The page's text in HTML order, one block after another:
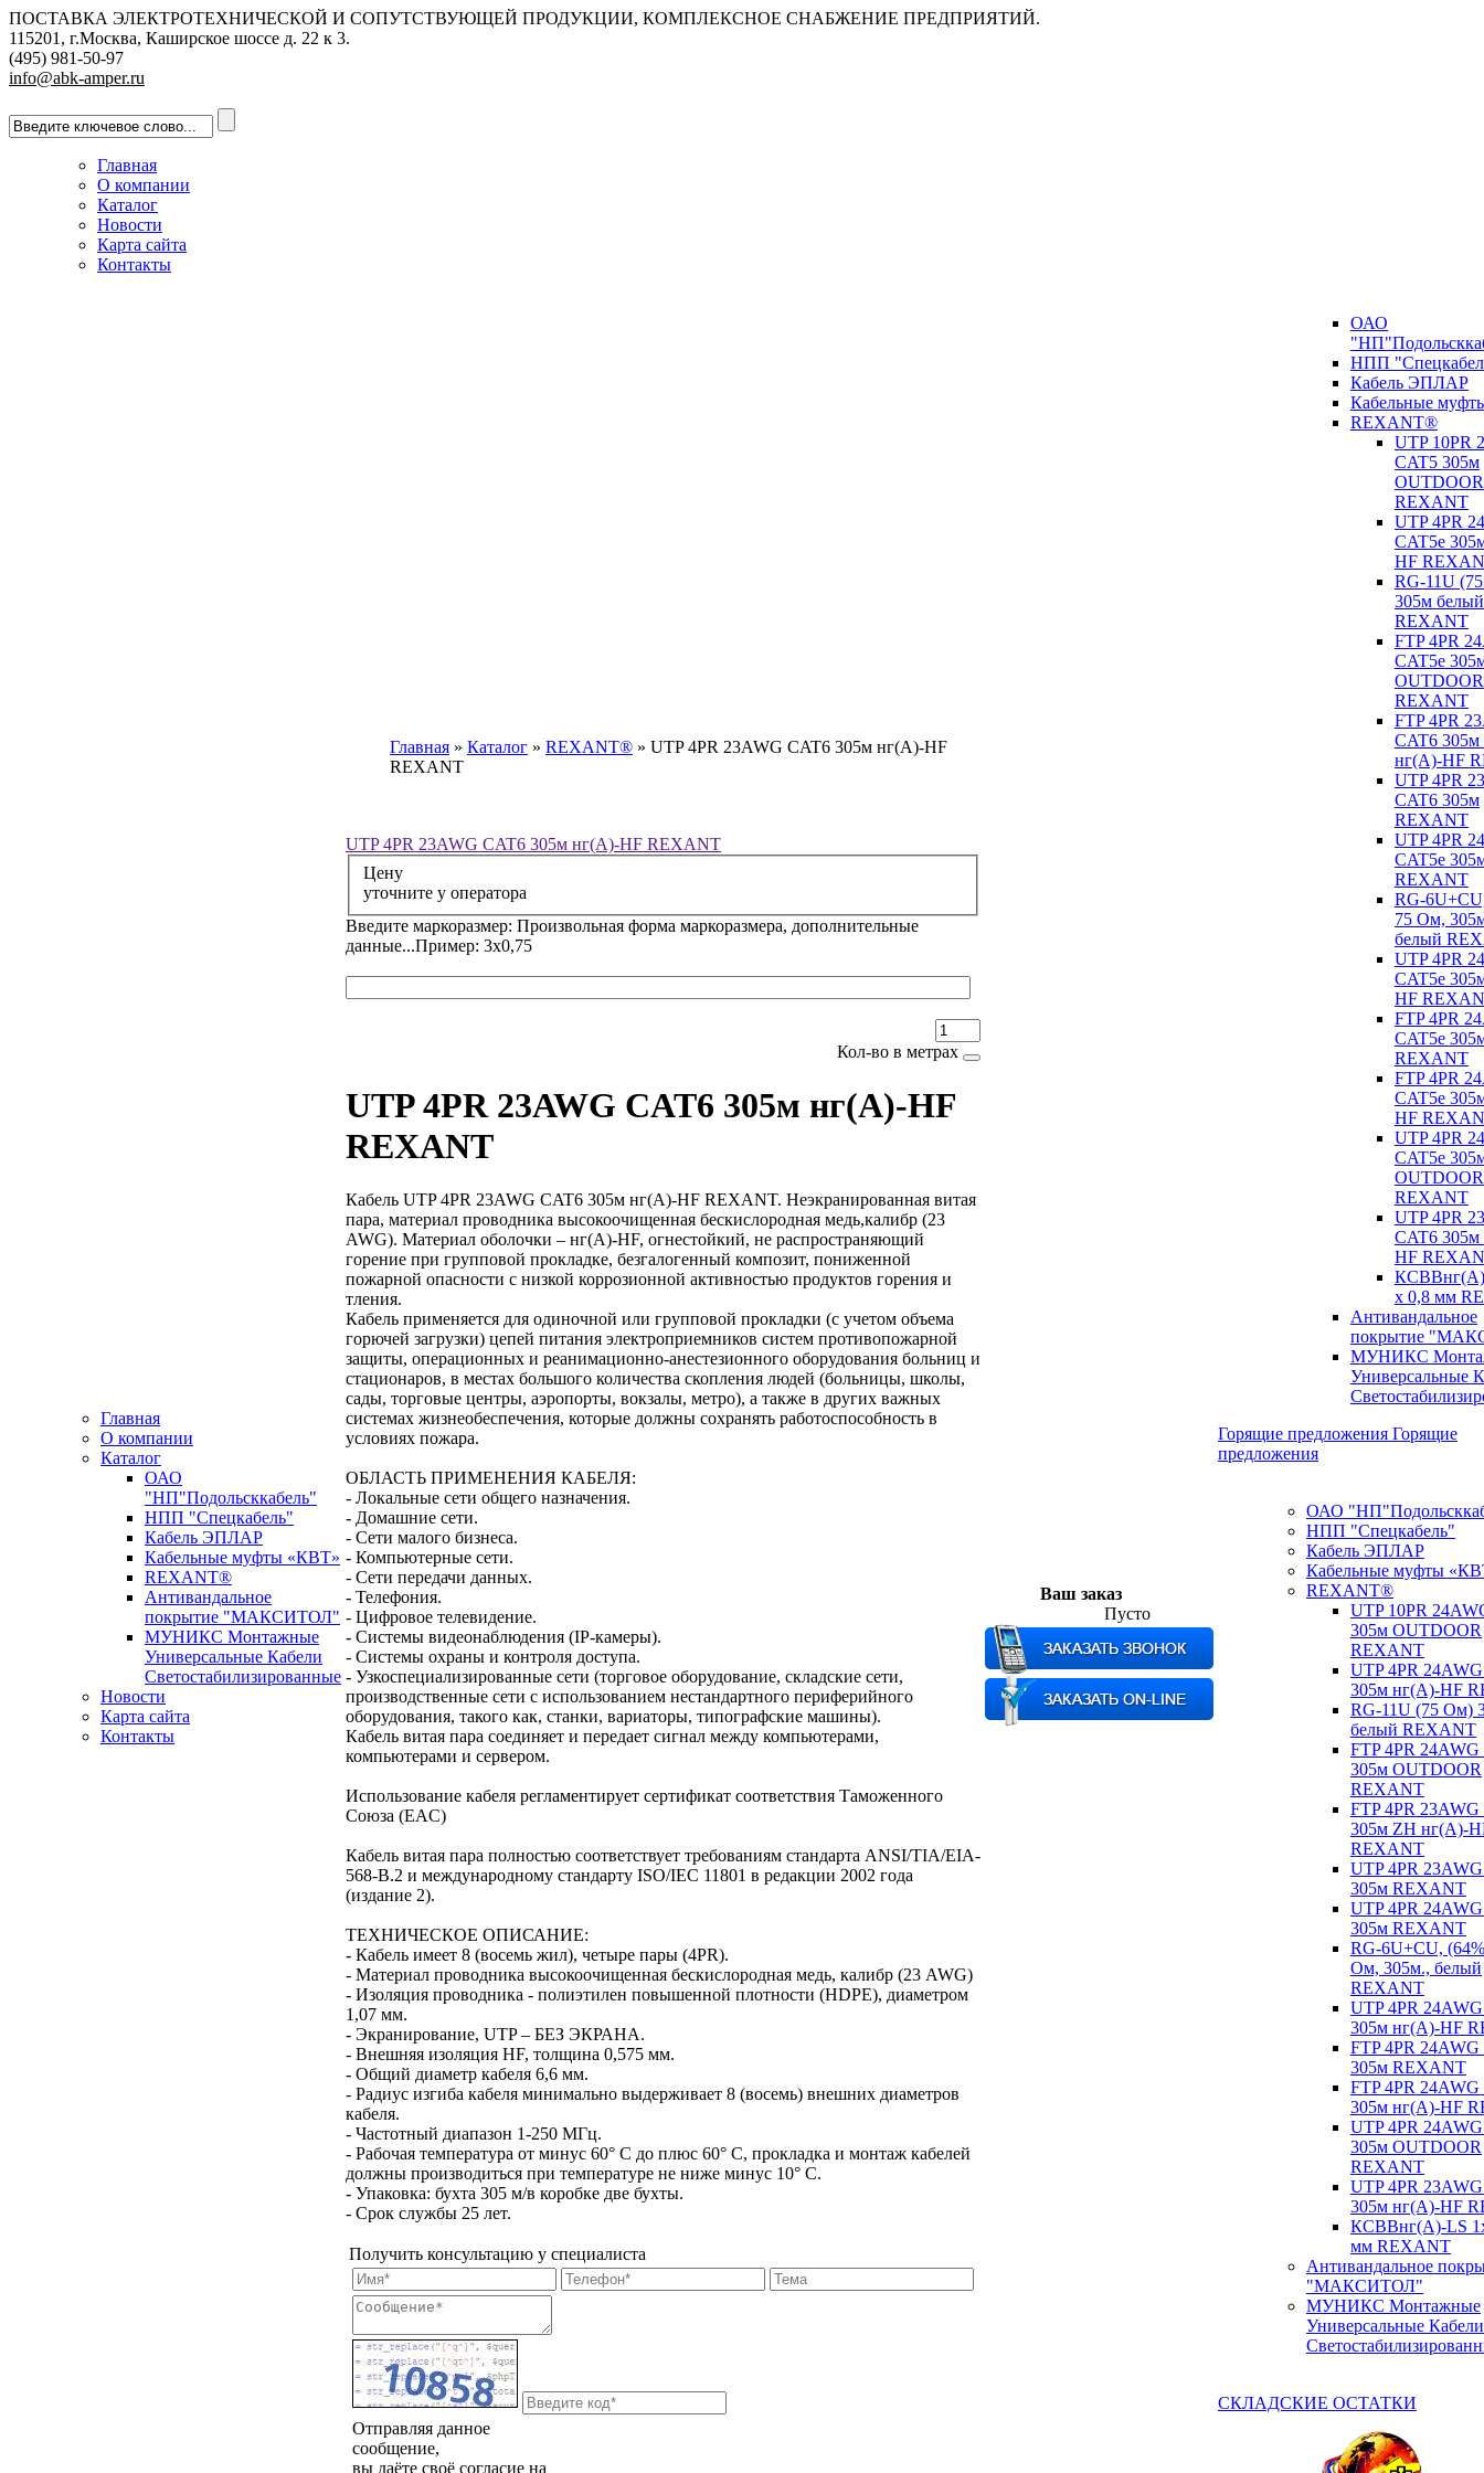
ПОСТАВКА ЭЛЕКТРОТЕХНИЧЕСКОЙ И СОПУТСТВУЮЩЕЙ ПРОДУКЦИИ, КОМПЛЕКСНОЕ СНАБЖЕНИЕ ПРЕДПРИЯТИЙ.
115201, г.Москва, Каширское шоссе д. 22 к 3.
(495) 981-50-97
info@abk-amper.ru
Главная
О компании
Каталог
Новости
Карта сайта
Контакты
Главная
О компании
Каталог
ОАО
"НП"Подольсккабель"
НПП "Спецкабель"
Кабель ЭПЛАР
Кабельные муфты «КВТ»
REXANT®
Антивандальное
покрытие "МАКСИТОЛ"
МУНИКС Монтажные
Универсальные Кабели
Светостабилизированные
Новости
Карта сайта
Контакты
Главная » Каталог » REXANT® » UTP 4PR 23AWG CAT6 305м нг(А)-HF
REXANT
UTP 4PR 23AWG CAT6 305м нг(А)-HF REXANT
Цену
уточните у оператора
Введите маркоразмер: Произвольная форма маркоразмера, дополнительные
данные...Пример: 3х0,75
Кол-во в метрах
UTP 4PR 23AWG CAT6 305м нг(А)-HF
REXANT
Кабель UTP 4PR 23AWG CAT6 305м нг(А)-HF REXANT. Неэкранированная витая
пара, материал проводника высокоочищенная бескислородная медь,калибр (23
AWG). Материал оболочки – нг(А)-HF, огнестойкий, не распространяющий
горение при групповой прокладке, безгалогенный композит, пониженной
пожарной опасности с низкой коррозионной активностью продуктов горения и
тления.
Кабель применяется для одиночной или групповой прокладки (с учетом объема
горючей загрузки) цепей питания электроприемников систем противопожарной
защиты, операционных и реанимационно-анестезионного оборудования больниц и
стационаров, в местах большого количества скопления людей (больницы, школы,
сады, торговые центры, аэропорты, вокзалы, метро), а также в других важных
системах жизнеобеспечения, которые должны сохранять работоспособность в
условиях пожара.
ОБЛАСТЬ ПРИМЕНЕНИЯ КАБЕЛЯ:
- Локальные сети общего назначения.
- Домашние сети.
- Сети малого бизнеса.
- Компьютерные сети.
- Сети передачи данных.
- Телефония.
- Цифровое телевидение.
- Системы видеонаблюдения (IP-камеры).
- Системы охраны и контроля доступа.
- Узкоспециализированные сети (торговое оборудование, складские сети,
производственные сети с использованием нестандартного периферийного
оборудования, такого как, станки, вариаторы, типографские машины).
Кабель витая пара соединяет и передает сигнал между компьютерами,
компьютерами и сервером.
Использование кабеля регламентирует сертификат соответствия Таможенного
Союза (EAC)
Кабель витая пара полностью соответствует требованиям стандарта ANSI/TIA/EIA-
568-B.2 и международному стандарту ISO/IEC 11801 в редакции 2002 года
(издание 2).
ТЕХНИЧЕСКОЕ ОПИСАНИЕ:
- Кабель имеет 8 (восемь жил), четыре пары (4PR).
- Материал проводника высокоочищенная бескислородная медь, калибр (23 AWG)
- Изоляция проводника - полиэтилен повышенной плотности (HDPE), диаметром
1,07 мм.
- Экранирование, UTP – БЕЗ ЭКРАНА.
- Внешняя изоляция HF, толщина 0,575 мм.
- Общий диаметр кабеля 6,6 мм.
- Радиус изгиба кабеля минимально выдерживает 8 (восемь) внешних диаметров
кабеля.
- Частотный диапазон 1-250 МГц.
- Рабочая температура от минус 60° С до плюс 60° C, прокладка и монтаж кабелей
должны производиться при температуре не ниже минус 10° С.
- Упаковка: бухта 305 м/в коробке две бухты.
- Срок службы 25 лет.
Получить консультацию у специалиста
Отправляя данное
сообщение,
вы даёте своё согласие на
Ваш заказ
Пусто
ОАО
НПП
Кабель ЭПЛАР
Кабельные
REXANT®
UTP 10PR
CAT5 305м
OUTDOOR
REXANT
UTP 4PR
CAT5e
HF
RG-11U
305м белый
REXANT
FTP 4PR
CAT5e
OUTDOOR
REXANT
FTP 4PR
CAT6
нг(А)-HF
UTP 4PR
CAT6 305м
REXANT
UTP 4PR
CAT5e
REXANT
RG-
75 Ом,
белый
UTP 4PR
CAT5e
HF
FTP 4PR
CAT5e
REXANT
FTP 4PR
CAT5e
HF
UTP 4PR
CAT5e
OUTDOOR
REXANT
UTP 4PR
CAT6
HF
х 0,8 мм
Антивандальное
покрытие
МУНИКС
Универсальные
Горящие предложения Горящие
предложения
ОАО
НПП "Спецкабель"
Кабель ЭПЛАР
Кабельные муфты
REXANT®
UTP 10PR
305м OUTDOOR
REXANT
UTP 4PR
305м нг(А)-HF
RG-11U (75 Ом)
белый REXANT
FTP 4PR 24AWG
305м OUTDOOR
REXANT
FTP 4PR
305м ZH нг(А)-
REXANT
UTP 4PR
305м REXANT
UTP 4PR
305м REXANT
RG-6U+CU,
Ом, 305м., белый
REXANT
UTP 4PR
305м нг(А)-HF
FTP 4PR 24AWG
305м REXANT
FTP 4PR 24AWG
305м нг(А)-HF
UTP 4PR
305м OUTDOOR
REXANT
UTP 4PR
305м нг(А)-HF
КСВВнг(А)-LS
мм REXANT
Антивандальное
"МАКСИТОЛ"
МУНИКС Монтажные
Универсальные Кабели
СКЛАДСКИЕ ОСТАТКИ